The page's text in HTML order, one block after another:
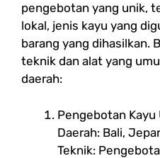
pengebotan yang unik,
lokal, jenis kayu yang
barang yang dihasilkan.
teknik dan alat yang
daerah:
Pengebotan Kayu
Daerah: Bali,
Teknik: